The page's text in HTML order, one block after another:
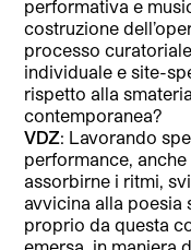
performativa e
costruzione
processo
individuale e site-
rispetto alla
contemporanea?
VDZ: Lavorando
performance,
assorbirne i ritmi,
avvicina alla poesia
proprio da questa